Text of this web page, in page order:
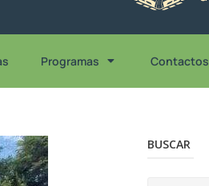
Programas Contactos
BUSCAR